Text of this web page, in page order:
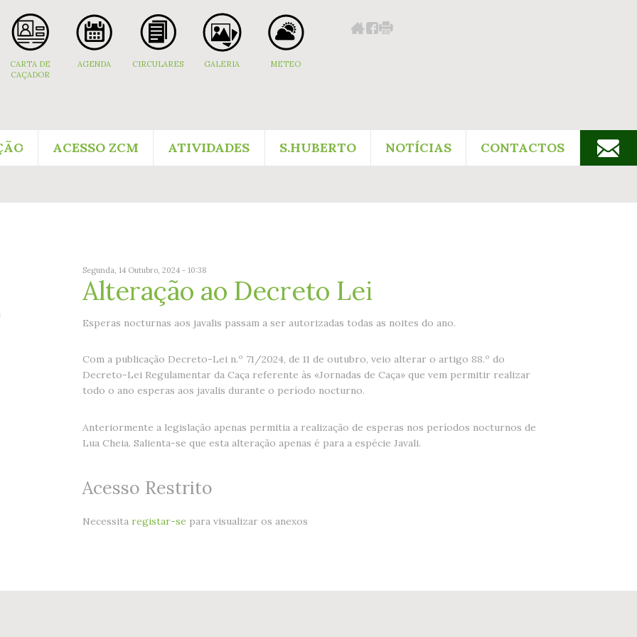
CARTA DE
CAÇADOR
AGENDA CIRCULARES GALERIA METEO
ACESSO ZCM ATIVIDADES S.HUBERTO NOTÍCIAS CONTACTOS
Segunda, 14 Outubro, 2024 - 10:38
Alteração ao Decreto Lei
Esperas nocturnas aos javalis passam a ser autorizadas todas as noites do ano.
Com a publicação Decreto-Lei n.º 71/2024, de 11 de outubro, veio alterar o artigo 88.º do
Decreto-Lei Regulamentar da Caça referente às «Jornadas de Caça» que vem permitir realizar
todo o ano esperas aos javalis durante o período nocturno.
Anteriormente a legislação apenas permitia a realização de esperas nos períodos nocturnos de
Lua Cheia. Salienta-se que esta alteração apenas é para a espécie Javali.
Acesso Restrito
Necessita registar-se para visualizar os anexos